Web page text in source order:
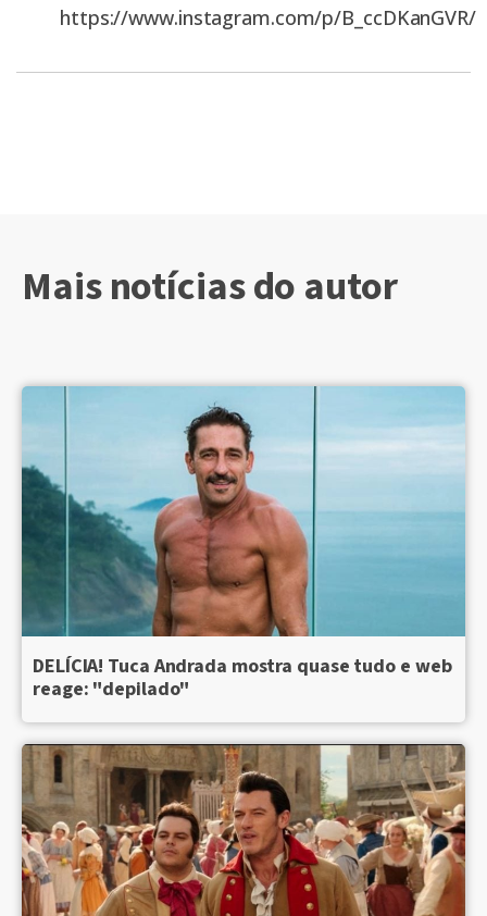
https://www.instagram.com/p/B_ccDKanGVR/
Mais notícias do autor
DELÍCIA! Tuca Andrada mostra quase tudo e web
reage: "depilado"